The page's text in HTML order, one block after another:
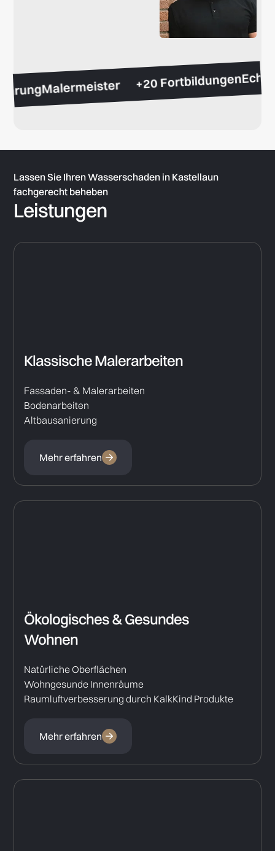
Malermeister +20 Fortbildungen
Lassen Sie Ihren Wasserschaden in Kastellaun
fachgerecht beheben
Leistungen
Klassische Malerarbeiten
Fassaden- & Malerarbeiten
Bodenarbeiten
Altbausanierung
Mehr erfahren
Ökologisches & Gesundes
Wohnen
Natürliche Oberflächen
Wohngesunde Innenräume
Raumluftverbesserung durch KalkKind Produkte
Mehr erfahren